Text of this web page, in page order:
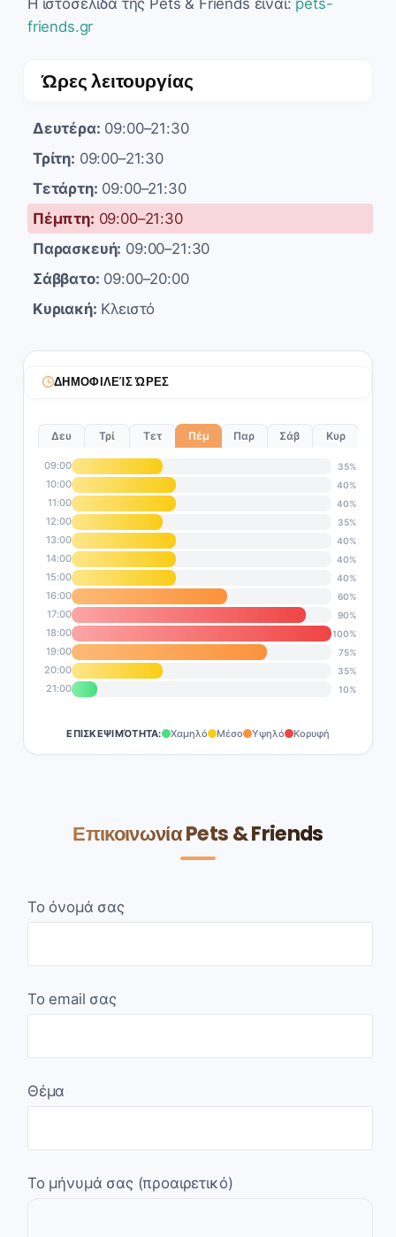
friends.gr
Ώρες λειτουργίας
Δευτέρα: 09:00–21:30
Τρίτη: 09:00–21:30
Τετάρτη: 09:00–21:30
Πέμπτη: 09:00–21:30
Παρασκευή: 09:00–21:30
Σάββατο: 09:00–20:00
Κυριακή: Κλειστό
ΔΗΜΟΦΙΛΕΊΣ ΏΡΕΣ
Δευ Τρί Τετ Πέμ Παρ Σάβ Κυρ
09:00 35%
10:00 40%
11:00 40%
12:00 35%
13:00 40%
14:00 40%
15:00 40%
16:00 60%
17:00 90%
18:00 100%
19:00 75%
20:00 35%
21:00 10%
ΕΠΙΣΚΕΨΙΜΌΤΗΤΑ: Χαμηλό Μέσο Υψηλό Κορυφή
Επικοινωνία Pets & Friends
Το όνομά σας
Το email σας
Θέμα
Το μήνυμά σας (προαιρετικό)